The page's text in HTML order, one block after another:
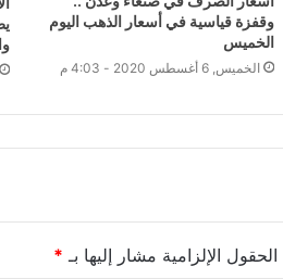
وقفزة قياسية في أسعار الذهب اليوم
الخميس
الخميس, 6 أغسطس 2020 - 4:03 م
الحقول الإلزامية مشار إليها بـ *